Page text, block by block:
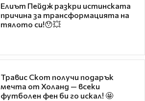
Елиът Пейдж разкри истинската
причина за трансформацията на
тялото си!😯💥
Травис Скот получи подарък
мечта от Холанд — всеки
футболен фен би го искал! 🤩